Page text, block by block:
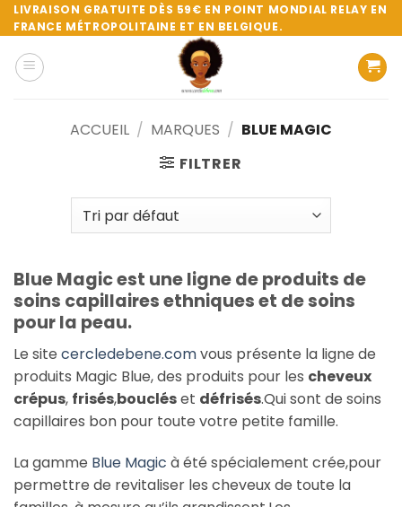
Passer
au
contenu
LIVRAISON GRATUITE DÈS 59€ EN POINT MONDIAL RELAY EN
FRANCE MÉTROPOLITAINE ET EN BELGIQUE.
ACCUEIL / MARQUES / BLUE MAGIC
FILTRER
Blue Magic est une ligne de produits de
soins capillaires ethniques et de soins
pour la peau.
Le site cercledebene.comvous présente la ligne de
produits Magic Blue, des produits pour les cheveux
crépus, frisés,boucléset défrisés.Qui sont de soins
capillaires bon pour toute votre petite famille.
La gamme Blue Magic à été spécialement crée,pour
permettre de revitaliser les cheveux de toute la